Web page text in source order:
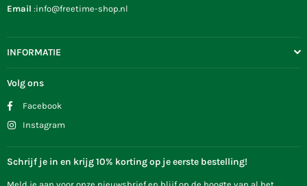
Email :info@freetime-shop.nl
INFORMATIE
Volg ons
Facebook
Instagram
Schrijf je in en krijg 10% korting op je eerste bestelling!
Meld je aan voor onze nieuwsbrief en blijf op de hoogte van al het